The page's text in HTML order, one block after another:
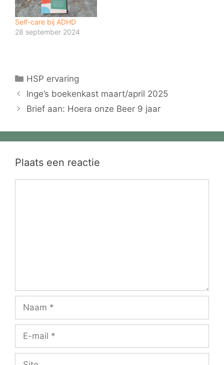
Self-care bij ADHD
28 september 2024
Categorieën
HSP ervaring
Inge’s boekenkast maart/april 2025
Brief aan: Hoera onze Beer 9 jaar
Plaats een reactie
Naam
Site